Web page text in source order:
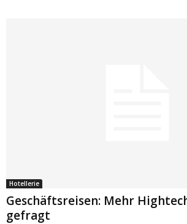
Hotellerie
Geschäftsreisen: Mehr
gefragt